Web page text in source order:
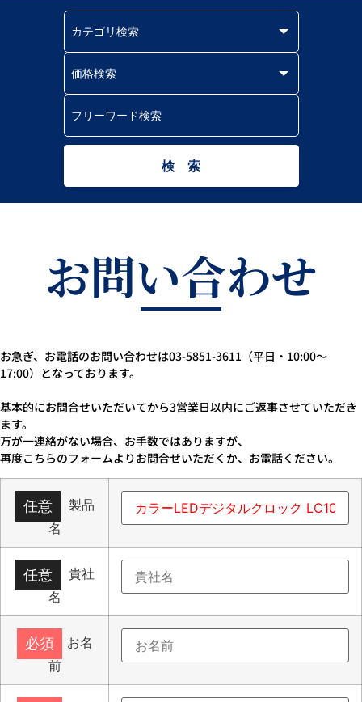
お問い合わせ
お急ぎ、お電話のお問い合わせは03-5851-3611（平日・10:00～
17:00）となっております。
基本的にお問合せいただいてから3営業日以内にご返事させていただき
ます。
万が一連絡がない場合、お手数ではありますが、
再度こちらのフォームよりお問合せいただくか、お電話ください。
任意
製品
名
任意
貴社
名
必須
お名
前